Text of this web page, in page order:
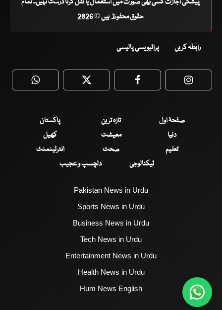
حقوق محفوظ ہیں © 2026
رابطہ کریں پرائیویسی پالیسی
WhatsApp Twitter Facebook
صفحۂ اول تازہ ترین
پاکستان
دنیا
معیشت
کھیل
تعلیم
صحت
انٹرٹینمنٹ
ٹیکنالوجی
دلچسپ و عجیب
Pakistan News in Urdu
Sports News in Urdu
Business News in Urdu
Tech News in Urdu
Entertainment News in Urdu
Health News in Urdu
Hum News English